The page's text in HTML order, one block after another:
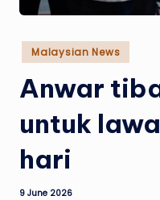
Posted
in
Malaysian News
Anwar
untuk
hari
9 June 2026